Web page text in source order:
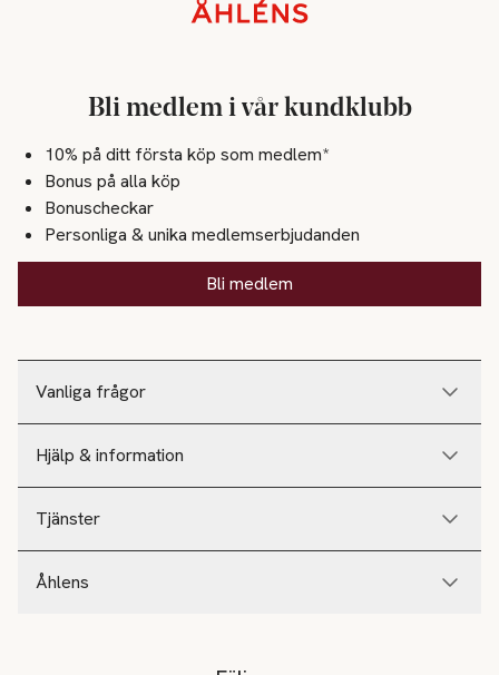
Vanliga frågor
Hjälp & information
Tjänster
Åhlens
Bli medlem i vår kundklubb
10% på ditt första köp som medlem*
Bonus på alla köp
Bonuscheckar
Personliga & unika medlemserbjudanden
Bli medlem